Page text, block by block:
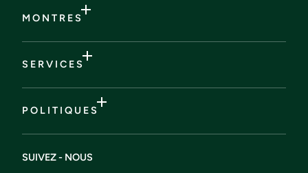
M O N T R E S
S E R V I C E S
P O L I T I Q U E S
SUIVEZ - NOUS